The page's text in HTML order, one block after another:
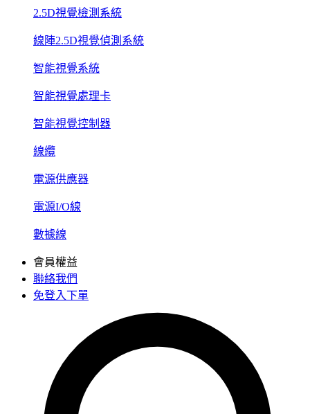
2.5D視覺檢測系統
線陣2.5D視覺偵測系統
智能視覺系統
智能視覺處理卡
智能視覺控制器
線纜
電源供應器
電源I/O線
數據線
會員權益
聯絡我們
免登入下單